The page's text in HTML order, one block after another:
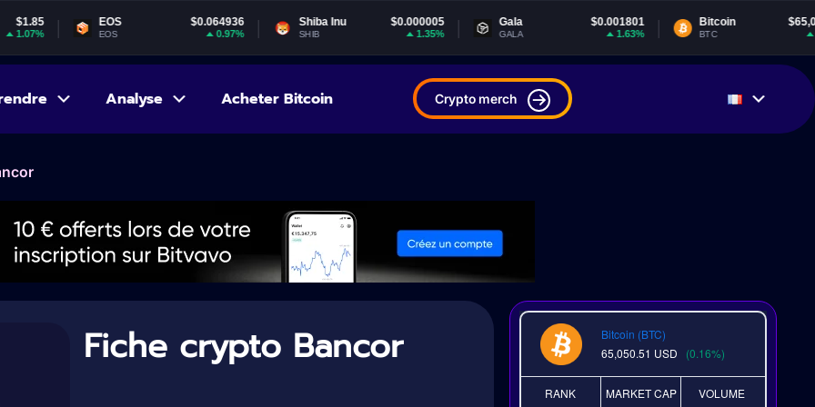
EOS $0.064936
EOS
Shiba Inu $0.000005
SHIB
Gala $0.001801
GALA
Bitcoin $65,050.69
BTC
Analyse Acheter Bitcoin Crypto merch
Fiche crypto Bancor
Bitcoin (BTC)
65,050.51 USD (0.16%)
RANK
MARKET CAP
VOLUME